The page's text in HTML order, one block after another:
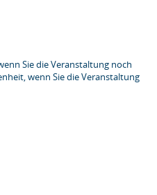
Sie die Veranstaltung noch
wenn Sie die Veranstaltung